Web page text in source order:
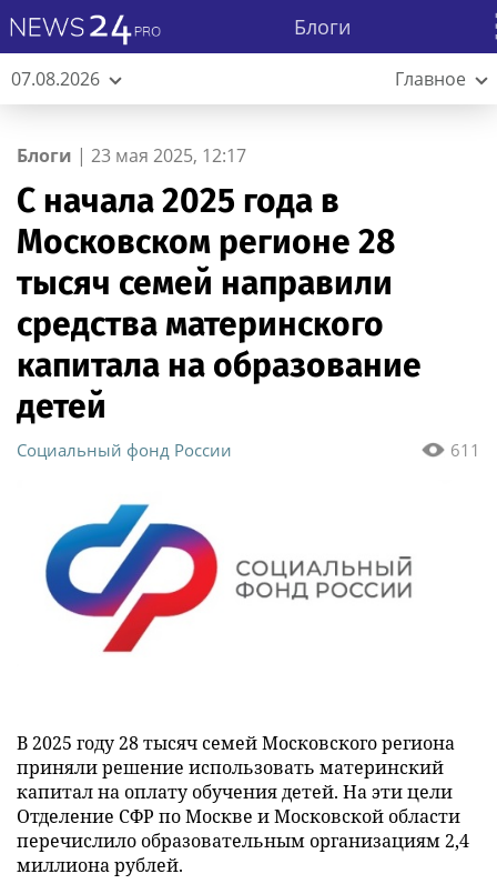
Блоги
07.08.2026 Главное
Блоги | 23 мая 2025, 12:17
С начала 2025 года в
Московском регионе 28
тысяч семей направили
средства материнского
капитала на образование
детей
611
Социальный фонд России
В 2025 году 28 тысяч семей Московского региона
приняли решение использовать материнский
капитал на оплату обучения детей. На эти цели
Отделение СФР по Москве и Московской области
перечислило образовательным организациям 2,4
миллиона рублей.